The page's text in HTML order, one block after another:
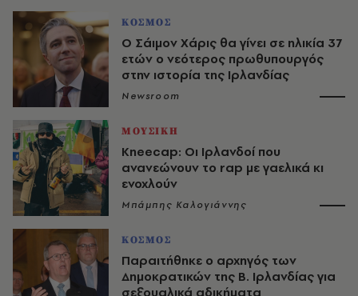
ΚΟΣΜΟΣ
Ο Σάιμον Χάρις θα γίνει σε ηλικία 37
ετών ο νεότερος πρωθυπουργός
στην ιστορία της Ιρλανδίας
Newsroom
ΜΟΥΣΙΚΗ
Kneecap: Οι Ιρλανδοί που
ανανεώνουν το rap με γαελικά κι
ενοχλούν
Μπάμπης Καλογιάννης
ΚΟΣΜΟΣ
Παραιτήθηκε ο αρχηγός των
Δημοκρατικών της Β. Ιρλανδίας για
σεξουαλικά αδικήματα